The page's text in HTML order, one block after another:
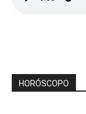
HORÓSCOPO